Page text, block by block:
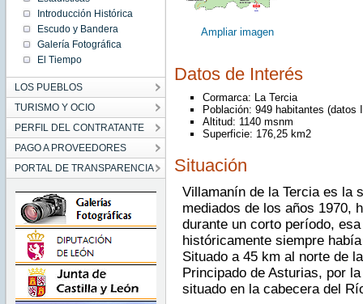
Introducción Histórica
Escudo y Bandera
Galería Fotográfica
El Tiempo
LOS PUEBLOS
TURISMO Y OCIO
PERFIL DEL CONTRATANTE
PAGO A PROVEEDORES
PORTAL DE TRANSPARENCIA
Ampliar imagen
Datos de Interés
Cormarca: La Tercia
Población: 949 habitantes (datos
Altitud: 1140 msnm
Superficie: 176,25 km2
Situación
Villamanín de la Tercia es la
mediados de los años 1970,
durante un corto período,
históricamente siempre
Situado a 45 km al norte de
Principado de Asturias, por
situado en la cabecera del